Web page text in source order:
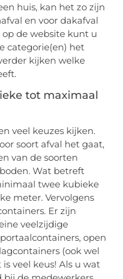
huis, kan het zo zijn
en voor dakafval
de website kunt u
categorie(en) het
kijken welke
tot maximaal
veel keuzes kijken.
soort afval het gaat,
van de soorten
Wat betreft
twee kubieke
meter. Vervolgens
Er zijn
veelzijdige
open
(ook wel
veel keus! Als u wat